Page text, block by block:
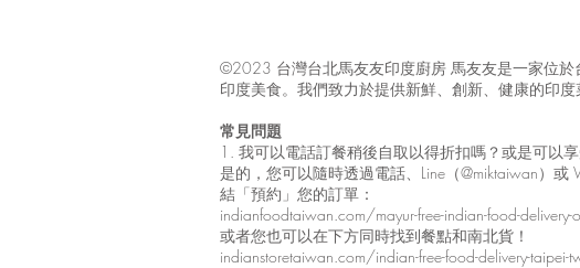
©2023 台灣台北馬友友印度廚房 馬友友是一家位
印度美食。我們致力於提供新鮮、創新、健康的印
常見問題
1. 我可以電話訂餐稍後自取以得折扣嗎？或是可以
是的，您可以隨時透過電話、Line（@miktaiwan）
結「預約」您的訂單：
indianfoodtaiwan.com/mayur-free-indian-food-delivery-
或者您也可以在下方同時找到餐點和南北貨！
indianstoretaiwan.com/indian-free-food-delivery-taipei-